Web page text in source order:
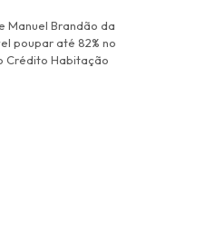
Manuel Brandão da
poupar até 82% no
Crédito Habitação